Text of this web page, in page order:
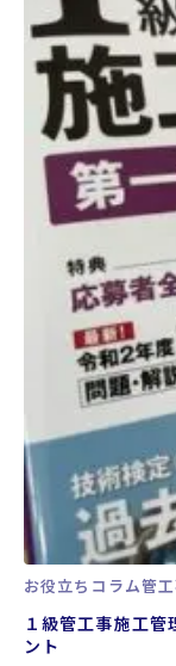
お役立ちコラム管
１級管工事施工
ント